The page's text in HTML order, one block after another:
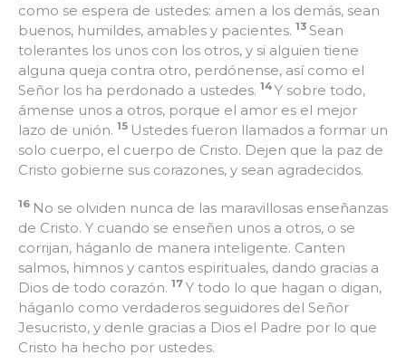
como se espera de ustedes: amen a los demás, sean
buenos, humildes, amables y pacientes. 13 Sean
tolerantes los unos con los otros, y si alguien tiene
alguna queja contra otro, perdónense, así como el
Señor los ha perdonado a ustedes. 14 Y sobre todo,
ámense unos a otros, porque el amor es el mejor
lazo de unión. 15 Ustedes fueron llamados a formar un
solo cuerpo, el cuerpo de Cristo. Dejen que la paz de
Cristo gobierne sus corazones, y sean agradecidos.
16 No se olviden nunca de las maravillosas enseñanzas
de Cristo. Y cuando se enseñen unos a otros, o se
corrijan, háganlo de manera inteligente. Canten
salmos, himnos y cantos espirituales, dando gracias a
Dios de todo corazón. 17 Y todo lo que hagan o digan,
háganlo como verdaderos seguidores del Señor
Jesucristo, y denle gracias a Dios el Padre por lo que
Cristo ha hecho por ustedes.